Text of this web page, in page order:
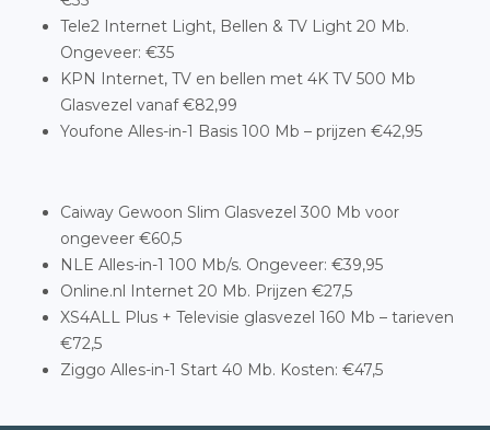
Tele2 Internet Light, Bellen & TV Light 20 Mb.
Ongeveer: €35
KPN Internet, TV en bellen met 4K TV 500 Mb
Glasvezel vanaf €82,99
Youfone Alles-in-1 Basis 100 Mb – prijzen €42,95
Caiway Gewoon Slim Glasvezel 300 Mb voor
ongeveer €60,5
NLE Alles-in-1 100 Mb/s. Ongeveer: €39,95
Online.nl Internet 20 Mb. Prijzen €27,5
XS4ALL Plus + Televisie glasvezel 160 Mb – tarieven
€72,5
Ziggo Alles-in-1 Start 40 Mb. Kosten: €47,5